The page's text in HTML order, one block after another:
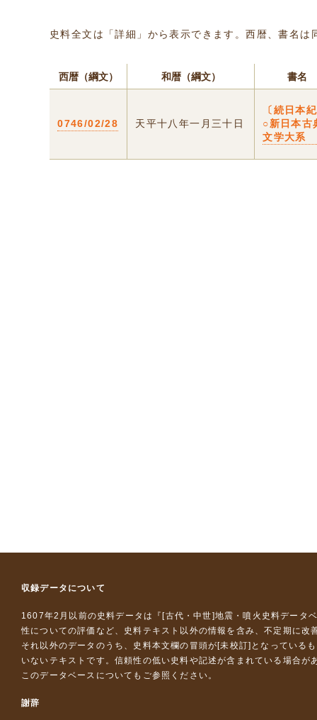
史料全文は「詳細」から表示できます。西暦、書名
西暦（綱文） 和暦（綱文） 書名
0746/02/28 天平十八年一月三十日
〔続日本
○新日本古
文学大系
収録データについて
1607年2月以前の史料データは『 [古代・中世]地震・噴火史料データ
性についての評価など、史料テキスト以外の情報を含み、不定期に改
それ以外のデータのうち、史料本文欄の冒頭が[未校訂]となっている
いないテキストです。信頼性の低い史料や記述が含まれている場合が
このデータベースについて もご参照ください。
謝辞